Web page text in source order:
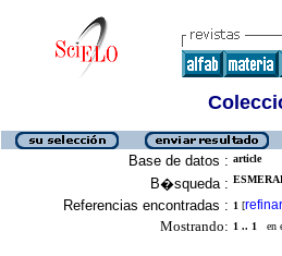
Base de datos : article
B�squeda :
Referencias encontradas : 1 [refinar
Mostrando: 1 .. 1 en